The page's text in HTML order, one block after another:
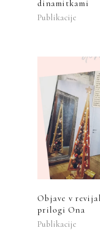
dinamitkami
Publikacije
Objave v
prilogi Ona
Publikacije